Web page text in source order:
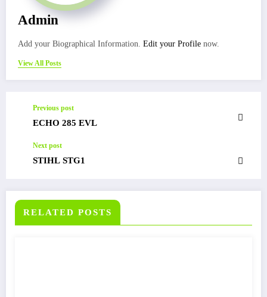
Admin
Add your Biographical Information. Edit your Profile now.
View All Posts
Previous post
ECHO 285 EVL
Next post
STIHL STG1
RELATED POSTS